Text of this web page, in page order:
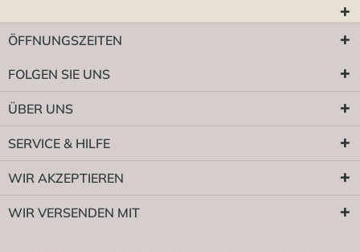
ÖFFNUNGSZEITEN
FOLGEN SIE UNS
ÜBER UNS
SERVICE & HILFE
WIR AKZEPTIEREN
WIR VERSENDEN MIT